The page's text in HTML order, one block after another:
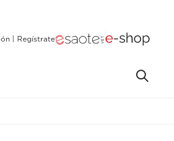
| Regístrate